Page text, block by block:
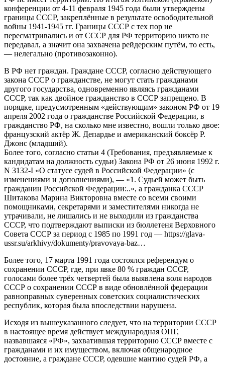
конференции от 4-11 февраля 1945 года были утверждены
границы СССР, закреплённые в результате освободительной
войны 1941-1945 гг. Границы СССР с тех пор не
пересматривались и от СССР для РФ территорию никто не
передавал, а значит она захвачена рейдерским путём, то есть,
— нелегально (противозаконно).
В РФ нет граждан. Граждане СССР, согласно действующего
закона СССР о гражданстве, не могут стать гражданами
другого государства, одновременно являясь гражданами
СССР, так как двойное гражданство в СССР запрещено. В
порядке, предусмотренным «действующим» законом РФ от 19
апреля 2002 года о гражданстве Российской Федерации, в
гражданство РФ, на сколько мне известно, вошли только двое:
французский актёр Ж. Депардье и американский боксёр Р.
Джонс (младший).
Более того, согласно статьи 4 (Требования, предъявляемые к
кандидатам на должность судьи) Закона РФ от 26 июня 1992 г.
N 3132-I «О статусе судей в Российской Федерации» (с
изменениями и дополнениями), — «1. Судьей может быть
гражданин Российской Федерации:..», а гражданка СССР
Шитакова Марина Викторовна вместе со всеми своими
помощниками, секретарями и заместителями никогда не
утрачивали, не лишались и не выходили из гражданства
СССР, что подтверждают выписки из бюллетеня Верховного
Совета СССР за период с 1985 по 1991 год — https://glava-
ussr.su/arkhivy/dokumenty/pravovaya-baz…
Более того, 17 марта 1991 года состоялся референдум о
сохранении СССР, где, при явке 80 % граждан СССР,
голосами более трёх четвертей была выявлена воля народов
СССР о сохранении СССР в виде обновлённой федерации
равноправных суверенных советских социалистических
республик, которая была впоследствии нарушена.
Исходя из вышеуказанного следует, что на территории СССР
в настоящее время действует международная ОПГ,
назвавшаяся «РФ», захватившая территорию СССР вместе с
гражданами и их имуществом, включая общенародное
достояние, а граждане СССР, одевшие мантию судей РФ, а